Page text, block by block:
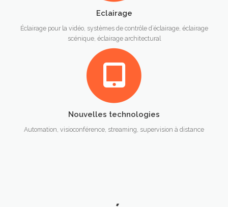
Eclairage
Éclairage pour la vidéo, systèmes de contrôle d’éclairage, éclairage
scénique, éclairage architectural
Nouvelles technologies
Automation, visioconférence, streaming, supervision à distance